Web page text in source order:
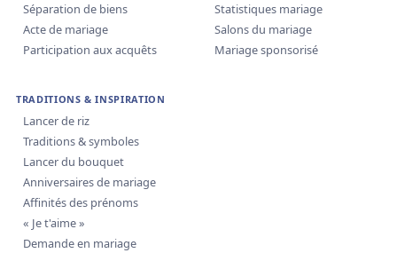
Séparation de biens
Acte de mariage
Participation aux acquêts
Statistiques mariage
Salons du mariage
Mariage sponsorisé
TRADITIONS & INSPIRATION
Lancer de riz
Traditions & symboles
Lancer du bouquet
Anniversaires de mariage
Affinités des prénoms
« Je t'aime »
Demande en mariage